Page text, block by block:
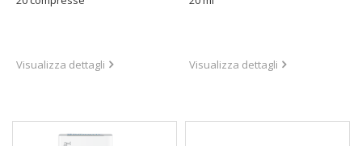
Visualizza dettagli Visualizza dettagli